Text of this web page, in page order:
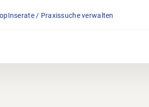
Inserate / Praxissuche verwalten